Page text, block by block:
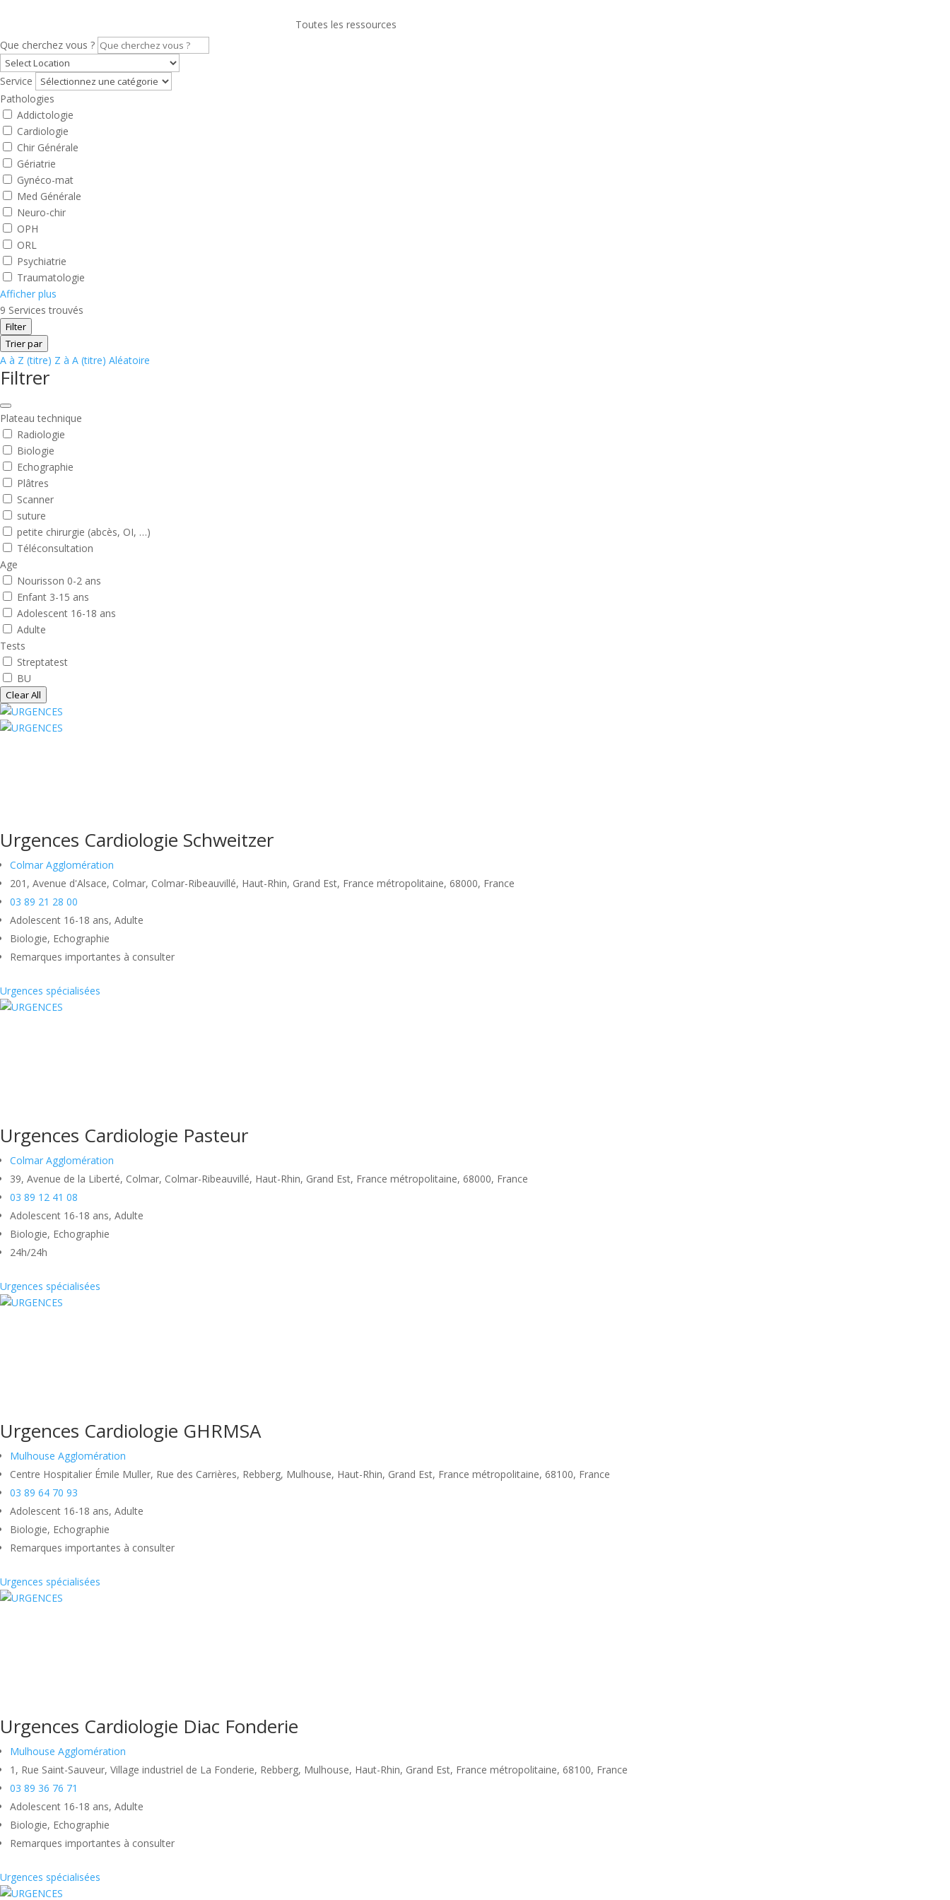
Toutes les ressources
Que cherchez vous ?
Service
Pathologies
Addictologie
Cardiologie
Chir Générale
Gériatrie
Gynéco-mat
Med Générale
Neuro-chir
OPH
ORL
Psychiatrie
Traumatologie
Afficher plus
9 Services trouvés
Filter
Trier par
A à Z (titre) Z à A (titre) Aléatoire
Filtrer
Plateau technique
Radiologie
Biologie
Echographie
Plâtres
Scanner
suture
petite chirurgie (abcès, OI, …)
Téléconsultation
Age
Nourisson 0-2 ans
Enfant 3-15 ans
Adolescent 16-18 ans
Adulte
Tests
Streptatest
BU
Clear All
Urgences Cardiologie Schweitzer
Colmar Agglomération
201, Avenue d'Alsace, Colmar, Colmar-Ribeauvillé, Haut-Rhin, Grand Est, France métropolitaine, 68000, France
03 89 21 28 00
Adolescent 16-18 ans, Adulte
Biologie, Echographie
Remarques importantes à consulter
Urgences spécialisées
Urgences Cardiologie Pasteur
Colmar Agglomération
39, Avenue de la Liberté, Colmar, Colmar-Ribeauvillé, Haut-Rhin, Grand Est, France métropolitaine, 68000, France
03 89 12 41 08
Adolescent 16-18 ans, Adulte
Biologie, Echographie
24h/24h
Urgences spécialisées
Urgences Cardiologie GHRMSA
Mulhouse Agglomération
Centre Hospitalier Émile Muller, Rue des Carrières, Rebberg, Mulhouse, Haut-Rhin, Grand Est, France métropolitaine, 68100, France
03 89 64 70 93
Adolescent 16-18 ans, Adulte
Biologie, Echographie
Remarques importantes à consulter
Urgences spécialisées
Urgences Cardiologie Diac Fonderie
Mulhouse Agglomération
1, Rue Saint-Sauveur, Village industriel de La Fonderie, Rebberg, Mulhouse, Haut-Rhin, Grand Est, France métropolitaine, 68100, France
03 89 36 76 71
Adolescent 16-18 ans, Adulte
Biologie, Echographie
Remarques importantes à consulter
Urgences spécialisées